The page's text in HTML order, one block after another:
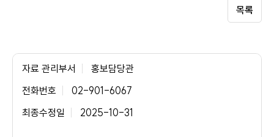
목록
자료 관리부서
홍보담당관
전화번호
02-901-6067
최종수정일
2025-10-31